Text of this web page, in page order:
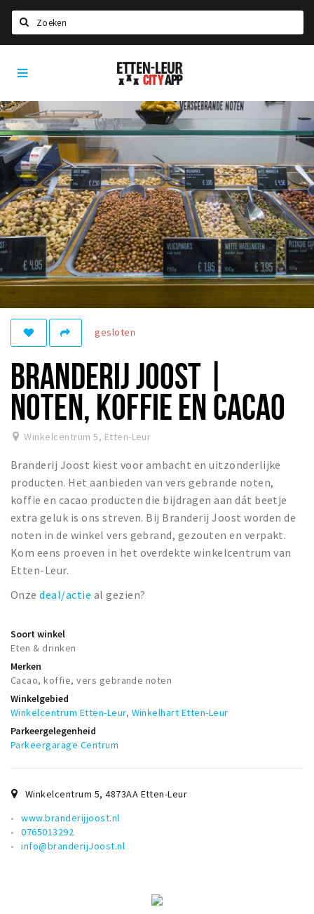
Home
Agenda
Deals
Party pics
Nieuws, interviews & blogs
Eten
Drinken
Slapen
Recreatief
Winkels
Winkelgebieden
Bezienswaardigheden
Musea, theaters & podia
Uitjes & activiteiten
Toeristische routes
Natuurgebieden
Baroniepoorten
Sport
Andere City Apps
Etten-
Leur
App
gesloten
BRANDERIJ JOOST |
NOTEN, KOFFIE EN CACAO
Winkelcentrum 5, Etten-Leur
Branderij Joost kiest voor ambacht en uitzonderlijke
producten. Het aanbieden van vers gebrande noten,
koffie en cacao producten die bijdragen aan dát beetje
extra geluk is ons streven. Bij Branderij Joost worden de
noten in de winkel vers gebrand, gezouten en verpakt.
Kom eens proeven in het overdekte winkelcentrum van
Etten-Leur.
Onzedeal/actie al gezien?
Soort winkel
Eten & drinken
Merken
Cacao, koffie, vers gebrande noten
Winkelgebied
Winkelcentrum Etten-Leur, Winkelhart Etten-Leur
Parkeergelegenheid
Parkeergarage Centrum
Winkelcentrum 5,4873AA Etten-Leur
www.branderijjoost.nl
0765013292
info@branderijJoost.nl